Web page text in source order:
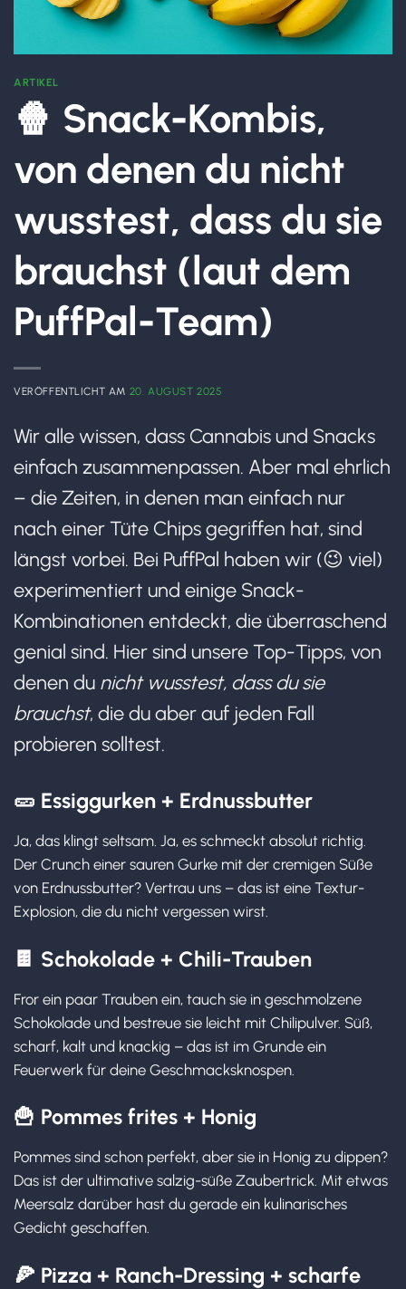
ARTIKEL
🍿 Snack-Kombis,
von denen du nicht
wusstest, dass du sie
brauchst (laut dem
PuffPal-Team)
VERÖFFENTLICHT AM 20. AUGUST 2025
Wir alle wissen, dass Cannabis und Snacks
einfach zusammenpassen. Aber mal ehrlich
– die Zeiten, in denen man einfach nur
nach einer Tüte Chips gegriffen hat, sind
längst vorbei. Bei PuffPal haben wir (😉 viel)
experimentiert und einige Snack-
Kombinationen entdeckt, die überraschend
genial sind. Hier sind unsere Top-Tipps, von
denen du nicht wusstest, dass du sie
brauchst, die du aber auf jeden Fall
probieren solltest.
🥒 Essiggurken + Erdnussbutter
Ja, das klingt seltsam. Ja, es schmeckt absolut richtig.
Der Crunch einer sauren Gurke mit der cremigen Süße
von Erdnussbutter? Vertrau uns – das ist eine Textur-
Explosion, die du nicht vergessen wirst.
🍫 Schokolade + Chili-Trauben
Fror ein paar Trauben ein, tauch sie in geschmolzene
Schokolade und bestreue sie leicht mit Chilipulver. Süß,
scharf, kalt und knackig – das ist im Grunde ein
Feuerwerk für deine Geschmacksknospen.
🍟 Pommes frites + Honig
Pommes sind schon perfekt, aber sie in Honig zu dippen?
Das ist der ultimative salzig-süße Zaubertrick. Mit etwas
Meersalz darüber hast du gerade ein kulinarisches
Gedicht geschaffen.
🍕 Pizza + Ranch-Dressing + scharfe